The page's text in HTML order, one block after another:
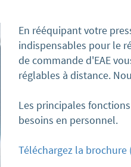
En rééquipant votre
indispensables pour le
de commande d'EAE
réglables à distance.
Les principales
besoins en personnel.
Téléchargez la brochure